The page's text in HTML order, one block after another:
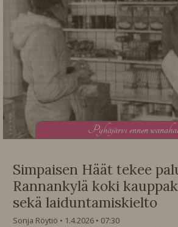
Pyhäjärvi ennen
Simpaisen Häät tekee
Rannankylä koki
sekä laiduntamiskielto
Sonja Röytiö 1.4.2026
07:30